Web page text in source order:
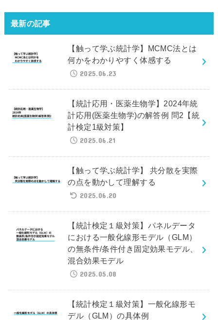
最新の記事
【触って学ぶ統計学】MCMC法とは
何かをわかりやすく体感する
2025.06.23
【統計応用・医薬生物学】2024年統
計応用(医薬生物学)の解答例 問2【統
計検定1級対策】
2025.06.21
【触って学ぶ統計学】 共分散を実際
の点を動かして理解する
2025.06.20
【統計検定１級対策】パネルデータ
における一般化線形モデル（GLM）
の無条件/条件付き固定効果モデル、
混合効果モデル
2025.05.08
【統計検定１級対策】一般化線形モ
デル（GLM）の具体例